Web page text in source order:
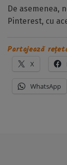
De asemenea,
Pinterest, cu
Partajează
X
WhatsApp